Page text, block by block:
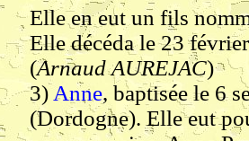
Elle en eut un fils
Elle décéda le 23
(Arnaud AUREJAC)
3) Anne, baptisée le 6
(Dordogne). Elle eut